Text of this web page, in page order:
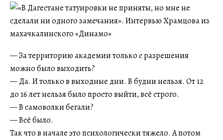
— За территорию академии только с разрешения
можно было выходить?
— Да. И только в выходные дни. В будни нельзя. От 12
до 16 лет нельзя было просто выйти, всё строго.
— В самоволки бегали?
— Всё было.
Так что в начале это психологически тяжело. А потом